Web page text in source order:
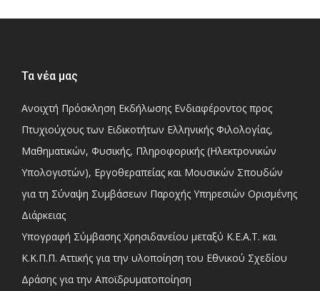
Τα νέα μας
Ανοιχτή Πρόσκληση Εκδήλωσης Ενδιαφέροντος προς
Πτυχιούχους των Ειδικοτήτων Ελληνικής Φιλολογίας,
Μαθηματικών, Φυσικής, Πληροφορικής (Ηλεκτρονικών
Υπολογιστών), Εργοθεραπείας και Μουσικών Σπουδών
για τη Σύναψη Συμβάσεων Παροχής Υπηρεσιών Ορισμένης
Διάρκειας
Υπογραφή Σύμβασης Χρησιδανείου μεταξύ Κ.Ε.Α.Τ. και
Κ.Κ.Π.Π. Αττικής για την υλοποίηση του Εθνικού Σχεδίου
Δράσης για την Αποϊδρυματοποίηση